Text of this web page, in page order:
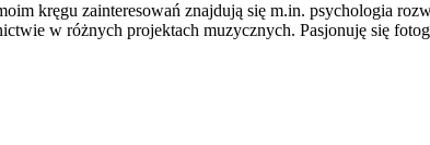
kręgu zainteresowań znajdują się m.in. psychologia
w różnych projektach muzycznych. Pasjonuję się